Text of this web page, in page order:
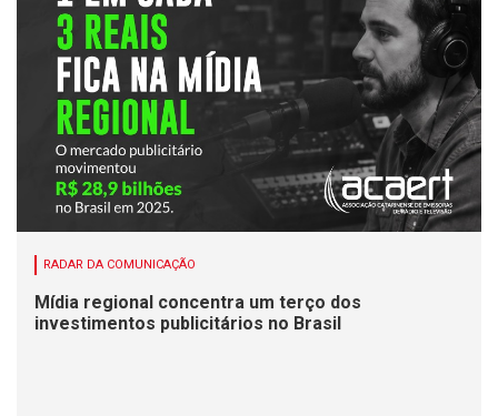
RADAR DA COMUNICAÇÃO
Mídia regional concentra um terço dos
investimentos publicitários no Brasil